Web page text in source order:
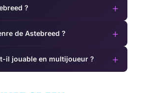
? +
de Astebreed ? +
il jouable en multijoueur ? +
Shadow of